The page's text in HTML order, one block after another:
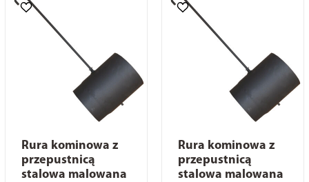
Rura kominowa z
przepustnicą
stalowa malowana
Rura kominowa z
przepustnicą
stalowa malowana